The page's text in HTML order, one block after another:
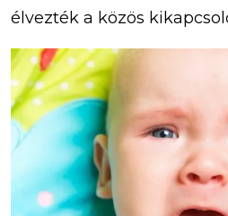
élvezték a közös